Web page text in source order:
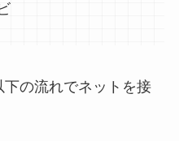
の流れでネットを接